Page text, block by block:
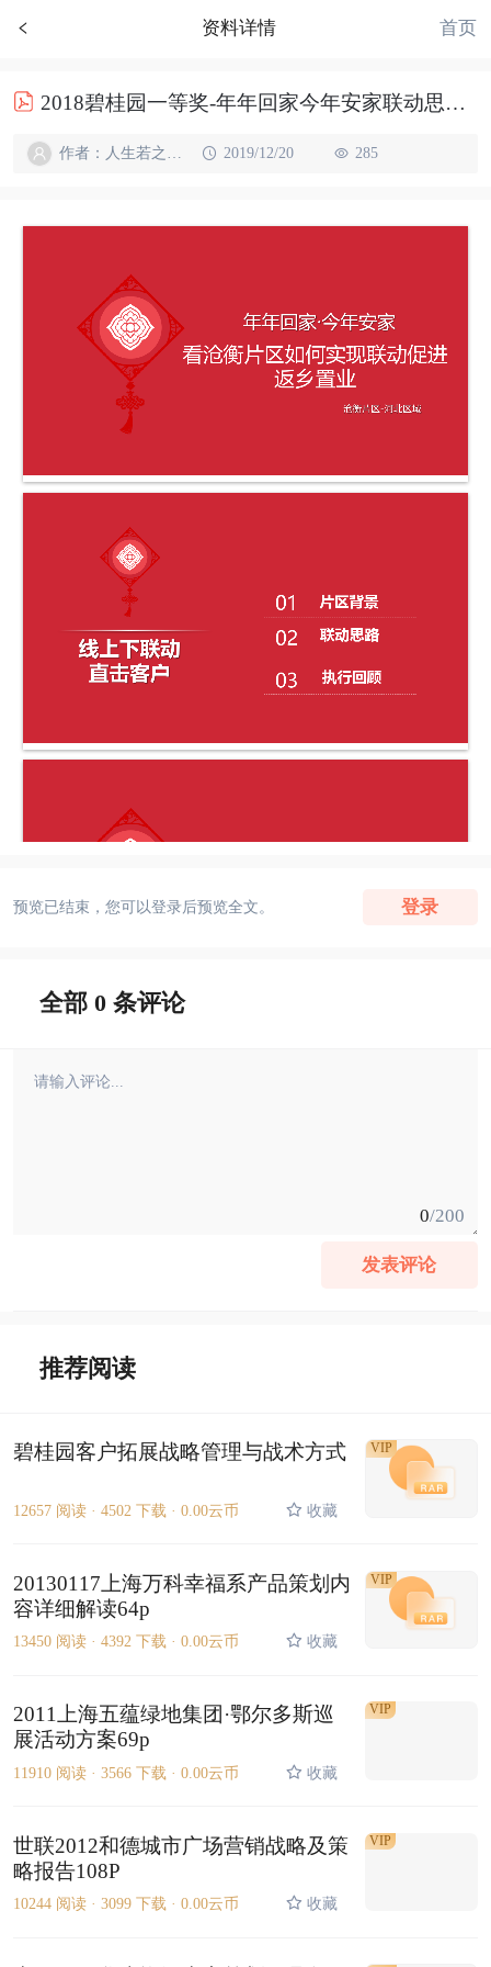
资料详情 首页
2018碧桂园一等奖-年年回家今年安家联动思路-返乡置业
作者：人生若之如初见 2019/12/20 285
预览已结束，您可以登录后预览全文。 登录
全部 0 条评论
0/200
发表评论
推荐阅读
碧桂园客户拓展战略管理与战术方式
12657 阅读 · 4502 下载 · 0.00云币 收藏
VIP
20130117上海万科幸福系产品策划内
容详细解读64p
13450 阅读 · 4392 下载 · 0.00云币 收藏
VIP
2011上海五蕴绿地集团·鄂尔多斯巡
展活动方案69p
11910 阅读 · 3566 下载 · 0.00云币 收藏
VIP
世联2012和德城市广场营销战略及策
略报告108P
10244 阅读 · 3099 下载 · 0.00云币 收藏
VIP